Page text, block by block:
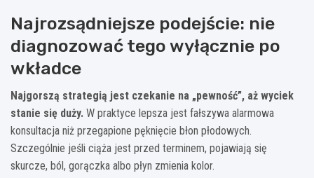
Najrozsądniejsze podejście: nie
diagnozować tego wyłącznie po
wkładce
Najgorszą strategią jest czekanie na „pewność”, aż wyciek
stanie się duży. W praktyce lepsza jest fałszywa alarmowa
konsultacja niż przegapione pęknięcie błon płodowych.
Szczególnie jeśli ciąża jest przed terminem, pojawiają się
skurcze, ból, gorączka albo płyn zmienia kolor.